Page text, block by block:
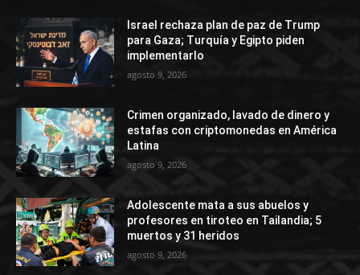
Israel rechaza plan de paz de Trump
para Gaza; Turquía y Egipto piden
implementarlo
agosto 9, 2026
Crimen organizado, lavado de dinero y
estafas con criptomonedas en América
Latina
agosto 9, 2026
Adolescente mata a sus abuelos y
profesores en tiroteo en Tailandia; 5
muertos y 31 heridos
agosto 9, 2026